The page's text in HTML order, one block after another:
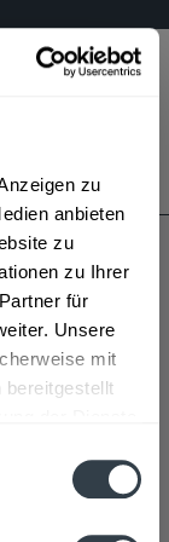
zu
anbieten
zu
zu Ihrer
für
Unsere
mit
bereitgestellt
Datenschutzerklärung